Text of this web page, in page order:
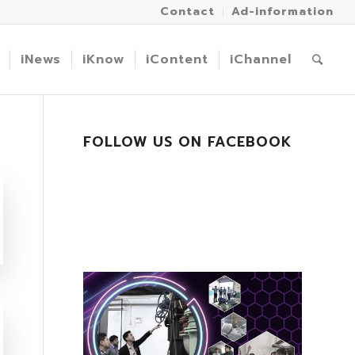
Contact Ad-information
iNews iKnow iContent iChannel
FOLLOW US ON FACEBOOK